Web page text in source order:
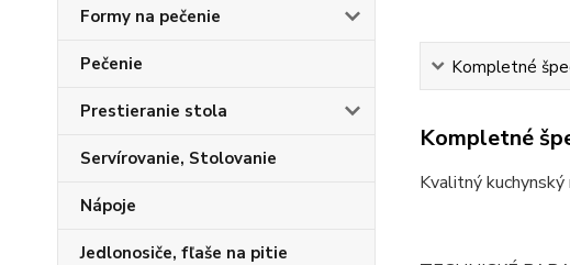
Formy na pečenie
Pečenie
Prestieranie stola
Servírovanie, Stolovanie
Nápoje
Jedlonosiče, fľaše na pitie
Kompletné
Kompletné
Kvalitný